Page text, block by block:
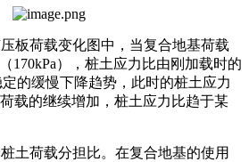
板荷载变化图中，当复合地基荷载
170kPa），桩土应力比由刚加载时的
的缓慢下降趋势，此时的桩土应力
载的继续增加，桩土应力比趋于某
土荷载分担比。在复合地基的使用